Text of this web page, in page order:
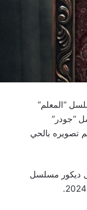
“المعلم”
“جودر”
تصويره بالحي
ديكور مسلسل